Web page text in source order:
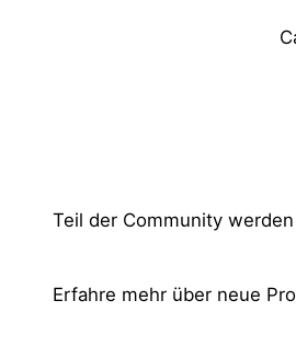
Teil der Community werden
Erfahre mehr über neue